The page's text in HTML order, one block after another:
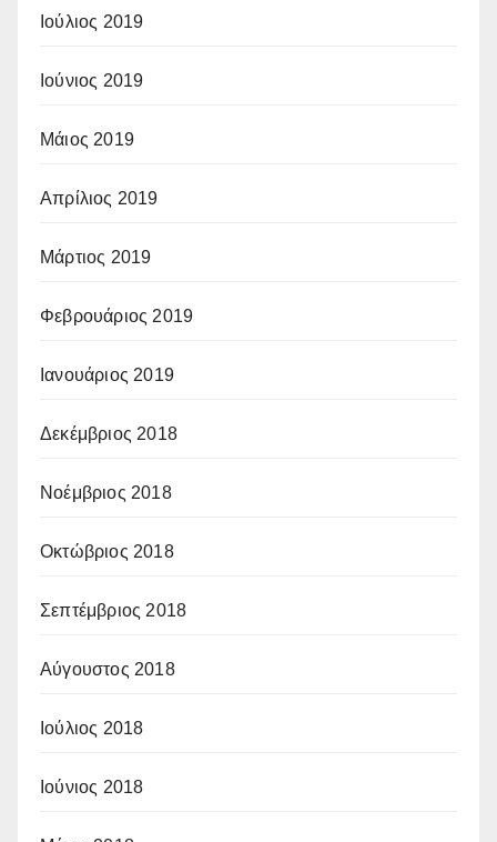
Ιούλιος 2019
Ιούνιος 2019
Μάιος 2019
Απρίλιος 2019
Μάρτιος 2019
Φεβρουάριος 2019
Ιανουάριος 2019
Δεκέμβριος 2018
Νοέμβριος 2018
Οκτώβριος 2018
Σεπτέμβριος 2018
Αύγουστος 2018
Ιούλιος 2018
Ιούνιος 2018